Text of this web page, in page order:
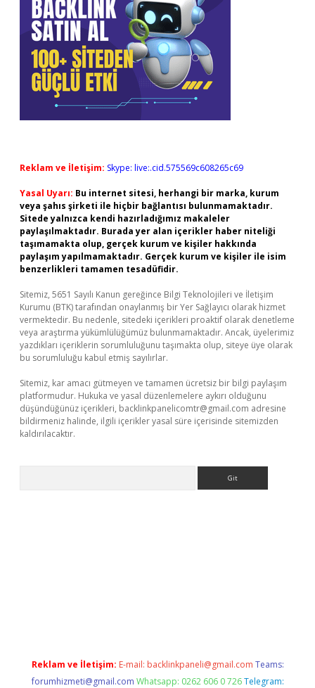
Reklam ve İletişim: Skype: live:.cid.575569c608265c69
Yasal Uyarı: Bu internet sitesi, herhangi bir marka, kurum
veya şahıs şirketi ile hiçbir bağlantısı bulunmamaktadır.
Sitede yalnızca kendi hazırladığımız makaleler
paylaşılmaktadır. Burada yer alan içerikler haber niteliği
taşımamakta olup, gerçek kurum ve kişiler hakkında
paylaşım yapılmamaktadır. Gerçek kurum ve kişiler ile isim
benzerlikleri tamamen tesadüfidir.
Sitemiz, 5651 Sayılı Kanun gereğince Bilgi Teknolojileri ve İletişim
Kurumu (BTK) tarafından onaylanmış bir Yer Sağlayıcı olarak hizmet
vermektedir. Bu nedenle, sitedeki içerikleri proaktif olarak denetleme
veya araştırma yükümlülüğümüz bulunmamaktadır. Ancak, üyelerimiz
yazdıkları içeriklerin sorumluluğunu taşımakta olup, siteye üye olarak
bu sorumluluğu kabul etmiş sayılırlar.
Sitemiz, kar amacı gütmeyen ve tamamen ücretsiz bir bilgi paylaşım
platformudur. Hukuka ve yasal düzenlemelere aykırı olduğunu
düşündüğünüz içerikleri, backlinkpanelicomtr@gmail.com adresine
bildirmeniz halinde, ilgili içerikler yasal süre içerisinde sitemizden
kaldırılacaktır.
Reklam ve İletişim: E-mail: backlinkpaneli@gmail.com Teams:
forumhizmeti@gmail.com Whatsapp: 0262 606 0 726 Telegram: